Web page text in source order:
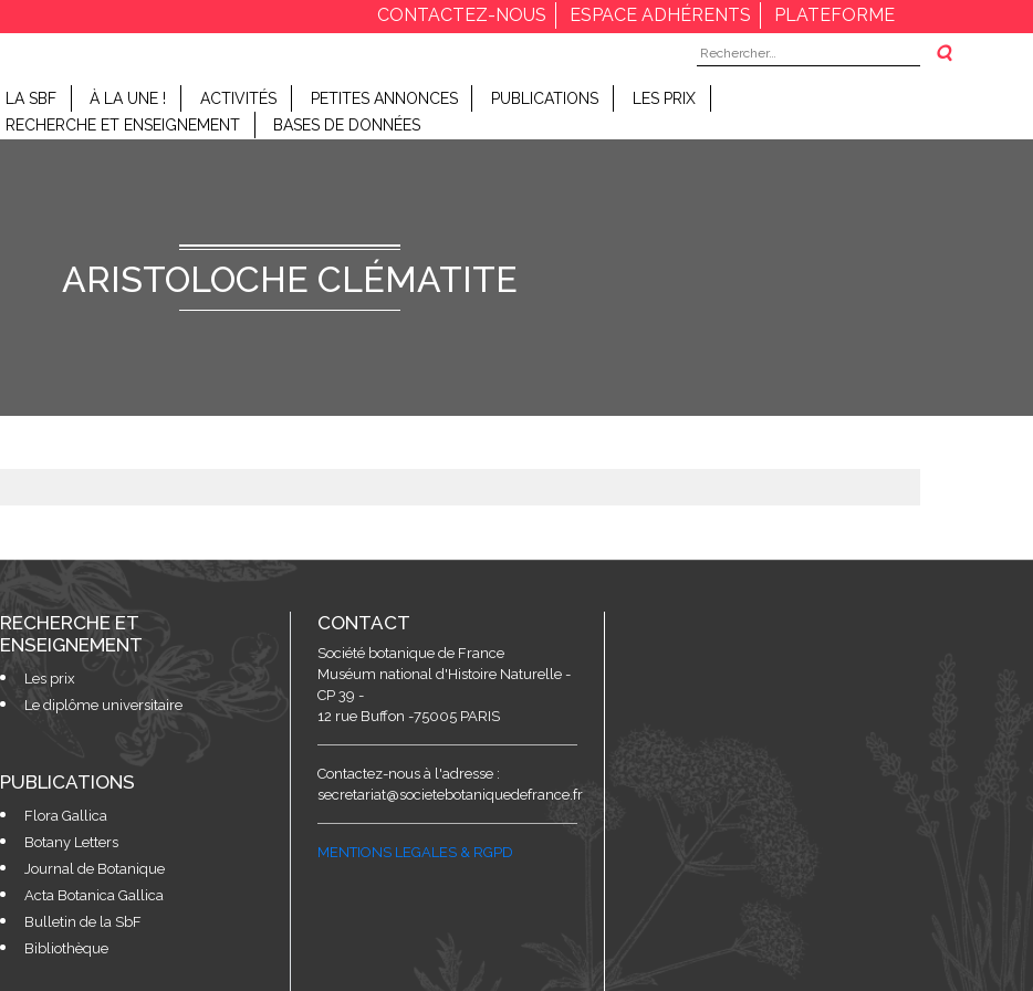
CONTACTEZ-NOUS ESPACE ADHÉRENTS
PLATEFORME
Rechercher :
LA SBF À LA UNE ! ACTIVITÉS PETITES ANNONCES PUBLICATIONS
LES PRIX
RECHERCHE ET ENSEIGNEMENT
BASES DE DONNÉES
ARISTOLOCHE CLÉMATITE
RECHERCHE ET
ENSEIGNEMENT
Les prix
Le diplôme universitaire
PUBLICATIONS
Flora Gallica
Botany Letters
Journal de Botanique
Acta Botanica Gallica
Bulletin de la SbF
Bibliothèque
CONTACT
Société botanique de France
Muséum national d'Histoire Naturelle -
CP 39 -
12 rue Buffon -75005 PARIS
Contactez-nous à l'adresse :
secretariat@societebotaniquedefrance.fr
MENTIONS LEGALES & RGPD